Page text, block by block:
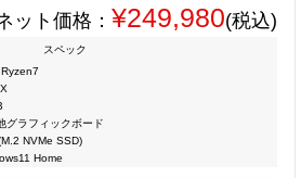
ット価格： ¥249,980(税込)
スペック
グラフィックボード
NVMe SSD)
Home